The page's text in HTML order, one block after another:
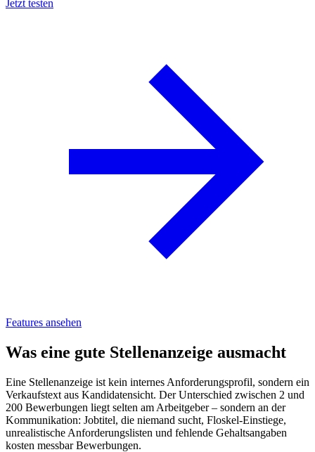
Jetzt testen
Features ansehen
Was eine gute Stellenanzeige ausmacht
Eine Stellenanzeige ist kein internes Anforderungsprofil, sondern ein
Verkaufstext aus Kandidatensicht. Der Unterschied zwischen 2 und
200 Bewerbungen liegt selten am Arbeitgeber – sondern an der
Kommunikation: Jobtitel, die niemand sucht, Floskel-Einstiege,
unrealistische Anforderungslisten und fehlende Gehaltsangaben
kosten messbar Bewerbungen.